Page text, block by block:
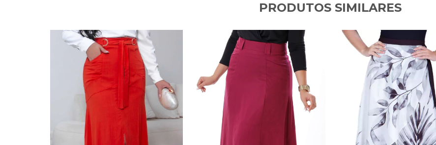
PRODUTOS SIMILARES